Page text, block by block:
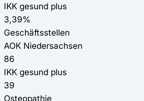
IKK gesund plus
3,39%
Geschäftsstellen
AOK Niedersachsen
86
IKK gesund plus
39
Osteopathie